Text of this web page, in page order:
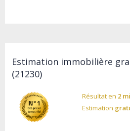
Estimation immobilière
(21230)
Résultat en 2
Estimation